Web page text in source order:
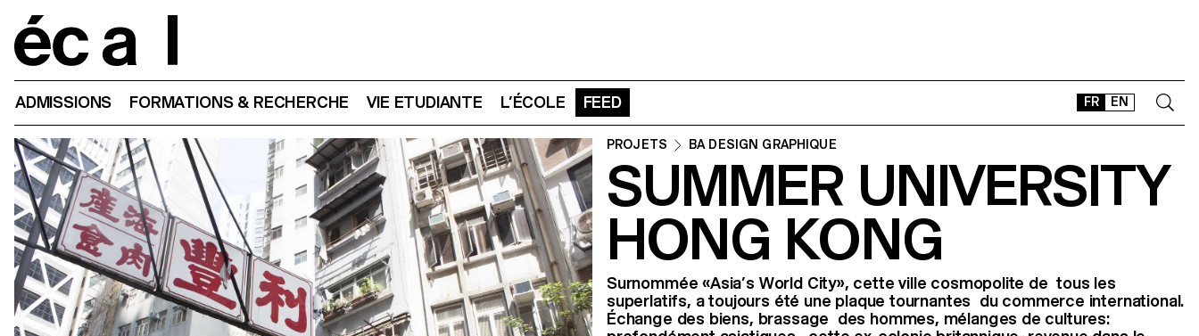
FR EN
ADMISSIONS FORMATIONS & RECHERCHE VIE ETUDIANTE L’ÉCOLE FEED
CONTACT
SHOP
Instagram
Facebook
LinkedIn
PROJETS BA DESIGN GRAPHIQUE
SUMMER UNIVERSITY
HONG KONG
Surnommée «Asia’s World City», cette ville cosmopolite de tous les
superlatifs, a toujours été une plaque tournantes du commerce international.
Échange des biens, brassage des hommes, mélanges de cultures: